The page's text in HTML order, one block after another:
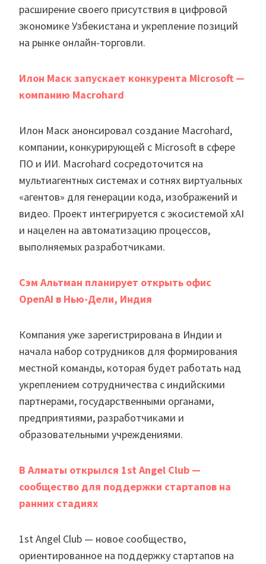
расширение своего присутствия в цифровой
экономике Узбекистана и укрепление позиций
на рынке онлайн-торговли.
Илон Маск запускает конкурента Microsoft —
компанию Macrohard
Илон Маск анонсировал создание Macrohard,
компании, конкурирующей с Microsoft в сфере
ПО и ИИ. Macrohard сосредоточится на
мультиагентных системах и сотнях виртуальных
«агентов» для генерации кода, изображений и
видео. Проект интегрируется с экосистемой xAI
и нацелен на автоматизацию процессов,
выполняемых разработчиками.
Сэм Альтман планирует открыть офис
OpenAI в Нью-Дели, Индия
Компания уже зарегистрирована в Индии и
начала набор сотрудников для формирования
местной команды, которая будет работать над
укреплением сотрудничества с индийскими
партнерами, государственными органами,
предприятиями, разработчиками и
образовательными учреждениями.
В Алматы открылся 1st Angel Club —
сообщество для поддержки стартапов на
ранних стадиях
1st Angel Club — новое сообщество,
ориентированное на поддержку стартапов на